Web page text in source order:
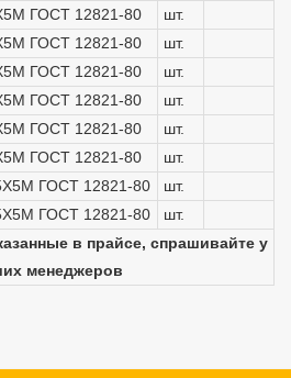
ГОСТ 12821-80
шт.
ГОСТ 12821-80
шт.
ГОСТ 12821-80
шт.
ГОСТ 12821-80
шт.
ГОСТ 12821-80
шт.
ГОСТ 12821-80
шт.
ГОСТ 12821-80
шт.
ГОСТ 12821-80
шт.
в прайсе, спрашивайте у
менеджеров